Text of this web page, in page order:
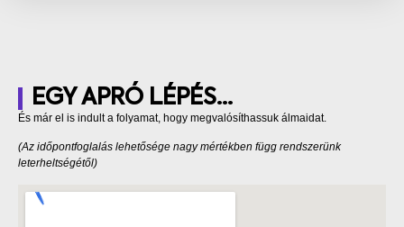
EGY APRÓ LÉPÉS...
És már el is indult a folyamat, hogy megvalósíthassuk álmaidat.
(Az időpontfoglalás lehetősége nagy mértékben függ rendszerünk
leterheltségétől)